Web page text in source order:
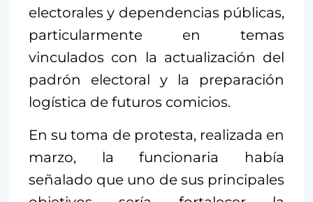
electorales y dependencias públicas,
particularmente en temas
vinculados con la actualización del
padrón electoral y la preparación
logística de futuros comicios.
En su toma de protesta, realizada en
marzo, la funcionaria había
señalado que uno de sus principales